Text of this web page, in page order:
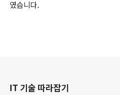
였습니다.
IT 기술 따라잡기